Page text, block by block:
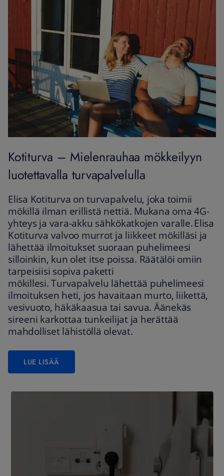
Kotiturva – Mielenrauhaa mökkeilyyn
luotettavalla turvapalvelulla
Elisa Kotiturva on turvapalvelu, joka toimii
mökillä ilman erillistä nettiä. Mukana oma 4G-
yhteys ja vara-akku sähkökatkojen varalle. Elisa
Kotiturva valvoo murrot ja liikkeet mökilläsi ja
lähettää ilmoitukset suoraan puhelimeesi
silloinkin, kun olet itse poissa. Räätälöi omiin
tarpeisiisi sopiva paketti
mökillesi. Turvapalvelu lähettää puhelimeesi
ilmoituksen heti, jos havaitaan murto, liikettä,
vesivuoto, häkäkaasua tai savua. Äänekäs
sireeni karkottaa tunkeilijat ja herättää
mahdolliset lähistöllä olevat.
LUE LISÄÄ